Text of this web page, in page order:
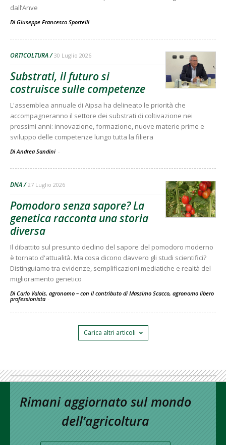
dall’Anve
Di Giuseppe Francesco Sportelli
ORTICOLTURA 30 Luglio 2026
Substrati, il futuro si
costruisce sulle competenze
L'assemblea annuale di Aipsa ha delineato le priorità che
accompagneranno il settore dei substrati di coltivazione nei
prossimi anni: innovazione, formazione, nuove materie prime e
sviluppo delle competenze lungo tutta la filiera
Di Andrea Sandini -
DNA 27 Luglio 2026
Pomodoro senza sapore? La
genetica racconta una storia
diversa
Il dibattito sul presunto declino del sapore del pomodoro moderno
è tornato d'attualità. Ma cosa dicono davvero gli studi scientifici?
Distinguiamo tra evidenze, semplificazioni mediatiche e realtà del
miglioramento genetico
Di Carlo Valois, agronomo – con il contributo di Massimo Scacco, agronomo libero
professionista -
Carica altri articoli
Rimani aggiornato sul mondo
dell’agricoltura